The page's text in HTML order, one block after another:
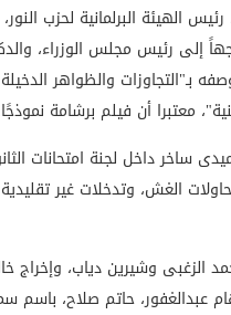
الهيئة البرلمانية لحزب
إلى رئيس مجلس الوزراء،
بـ"التجاوزات والظواهر
معتبرا أن فيلم برشامة
ساخر داخل لجنة امتحانات
الغش، وتدخلات غير
الزغبى وشيرين دياب، وإخراج
عبدالغفور، حاتم صلاح،